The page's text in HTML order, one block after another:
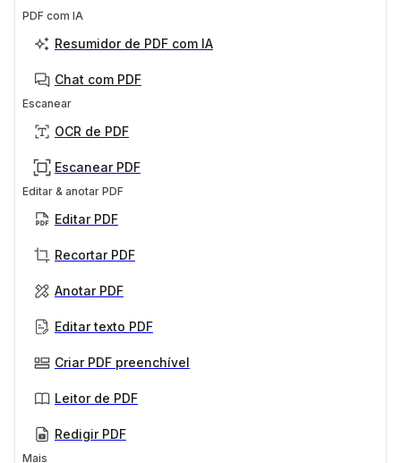
PDF com IA
Resumidor de PDF com IA
Chat com PDF
Escanear
OCR de PDF
Escanear PDF
Editar & anotar PDF
Editar PDF
Recortar PDF
Anotar PDF
Editar texto PDF
Criar PDF preenchível
Leitor de PDF
Redigir PDF
Mais